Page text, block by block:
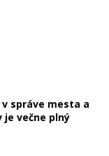
správe mesta a
večne plný